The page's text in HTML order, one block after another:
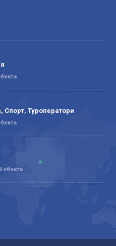
Спорт, Туроператори
обекта